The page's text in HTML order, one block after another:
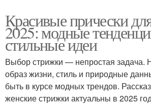
Красивые прически
2025: модные
стильные идеи
Выбор стрижки — непростая задача.
образ жизни, стиль и природные
быть в курсе модных трендов.
женские стрижки актуальны в 2025